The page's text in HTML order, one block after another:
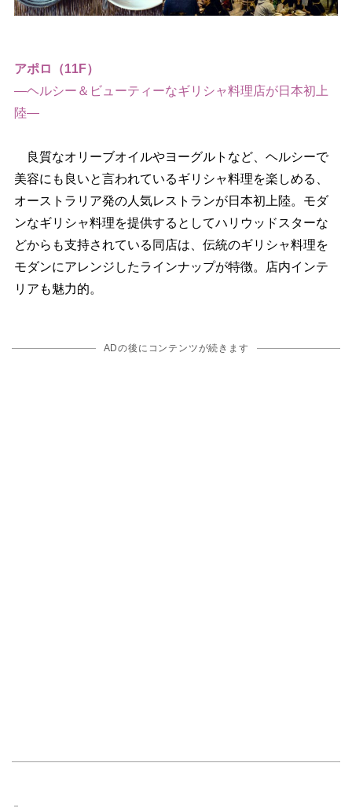
アポロ（11F）
―ヘルシー＆ビューティーなギリシャ料理店が日本初上
陸―
良質なオリーブオイルやヨーグルトなど、ヘルシーで
美容にも良いと言われているギリシャ料理を楽しめる、
オーストラリア発の人気レストランが日本初上陸。モダ
ンなギリシャ料理を提供するとしてハリウッドスターな
どからも支持されている同店は、伝統のギリシャ料理を
モダンにアレンジしたラインナップが特徴。店内インテ
リアも魅力的。
ADの後にコンテンツが続きます